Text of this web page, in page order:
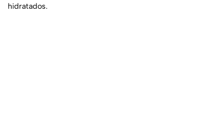
hidratados.